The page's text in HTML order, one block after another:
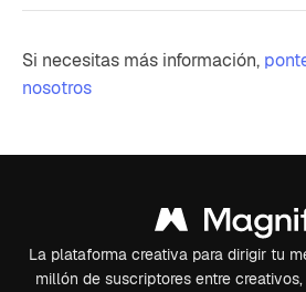
Si necesitas más información,
nosotros
La plataforma creativa para dirigir tu
millón de suscriptores entre